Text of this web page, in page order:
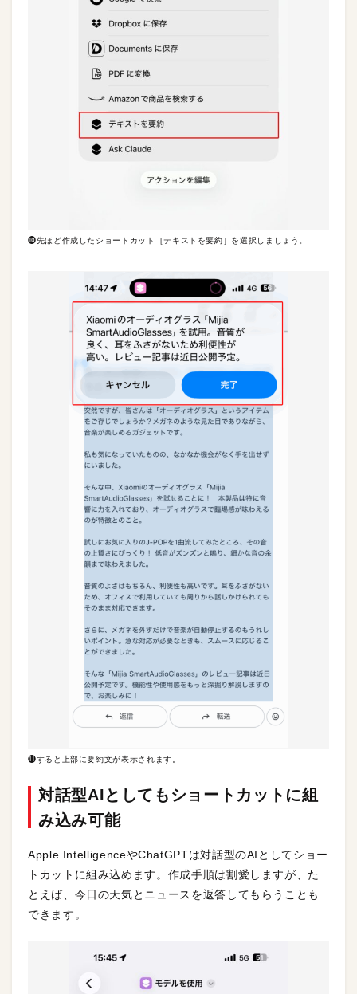
❿先ほど作成したショートカット［テキストを要約］を選択しましょう。
⓫すると上部に要約文が表示されます。
対話型AIとしてもショートカットに組
み込み可能
Apple IntelligenceやChatGPTは対話型のAIとしてショー
トカットに組み込めます。作成手順は割愛しますが、た
とえば、今日の天気とニュースを返答してもらうことも
できます。